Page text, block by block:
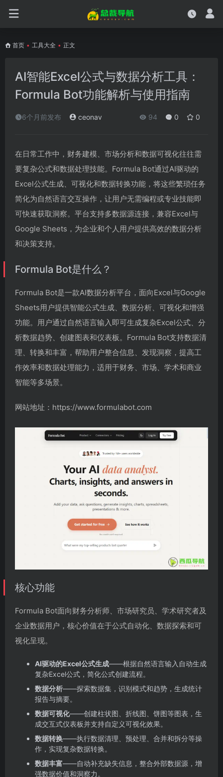
首页 • 工具大全 • 正文
AI智能Excel公式与数据分析工具：
Formula Bot功能解析与使用指南
6个月前发布 ceonav 94 0 0
在日常工作中，财务建模、市场分析和数据可视化往往需
要复杂公式和数据处理技能。Formula Bot通过AI驱动的
Excel公式生成、可视化和数据转换功能，将这些繁琐任务
简化为自然语言交互操作，让用户无需编程或专业技能即
可快速获取洞察。平台支持多数据源连接，兼容Excel与
Google Sheets，为企业和个人用户提供高效的数据分析
和决策支持。
Formula Bot是什么？
Formula Bot是一款AI数据分析平台，面向Excel与Google
Sheets用户提供智能公式生成、数据分析、可视化和增强
功能。用户通过自然语言输入即可生成复杂Excel公式、分
析数据趋势、创建图表和仪表板。Formula Bot支持数据清
理、转换和丰富，帮助用户整合信息、发现洞察，提高工
作效率和数据处理能力，适用于财务、市场、学术和商业
智能等多场景。
网站地址：https://www.formulabot.com
核心功能
Formula Bot面向财务分析师、市场研究员、学术研究者及
企业数据用户，核心价值在于公式自动化、数据探索和可
视化呈现。
AI驱动的Excel公式生成——根据自然语言输入自动生成
复杂Excel公式，简化公式创建流程。
数据分析——探索数据集，识别模式和趋势，生成统计
报告与摘要。
数据可视化——创建柱状图、折线图、饼图等图表，生
成交互式仪表板并支持自定义可视化效果。
数据转换——执行数据清理、预处理、合并和拆分等操
作，实现复杂数据转换。
数据丰富——自动补充缺失信息，整合外部数据源，增
强数据价值和洞察力。